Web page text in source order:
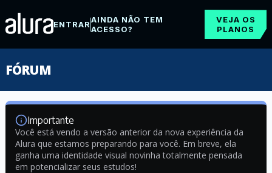
ENTRARAINDA NÃO TEM
ACESSO?
VEJA OS
PLANOS
FÓRUM
Importante
Você está vendo a versão anterior da nova experiência da
Alura que estamos preparando para você. Em breve, ela
ganha uma identidade visual novinha totalmente pensada
em potencializar seus estudos!